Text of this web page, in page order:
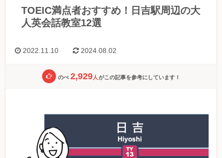
TOEIC満点者おすすめ！日吉駅周辺の大
人英会話教室12選
2022.11.10 2024.08.02
のべ 2,929人 がこの記事を参考にしています！